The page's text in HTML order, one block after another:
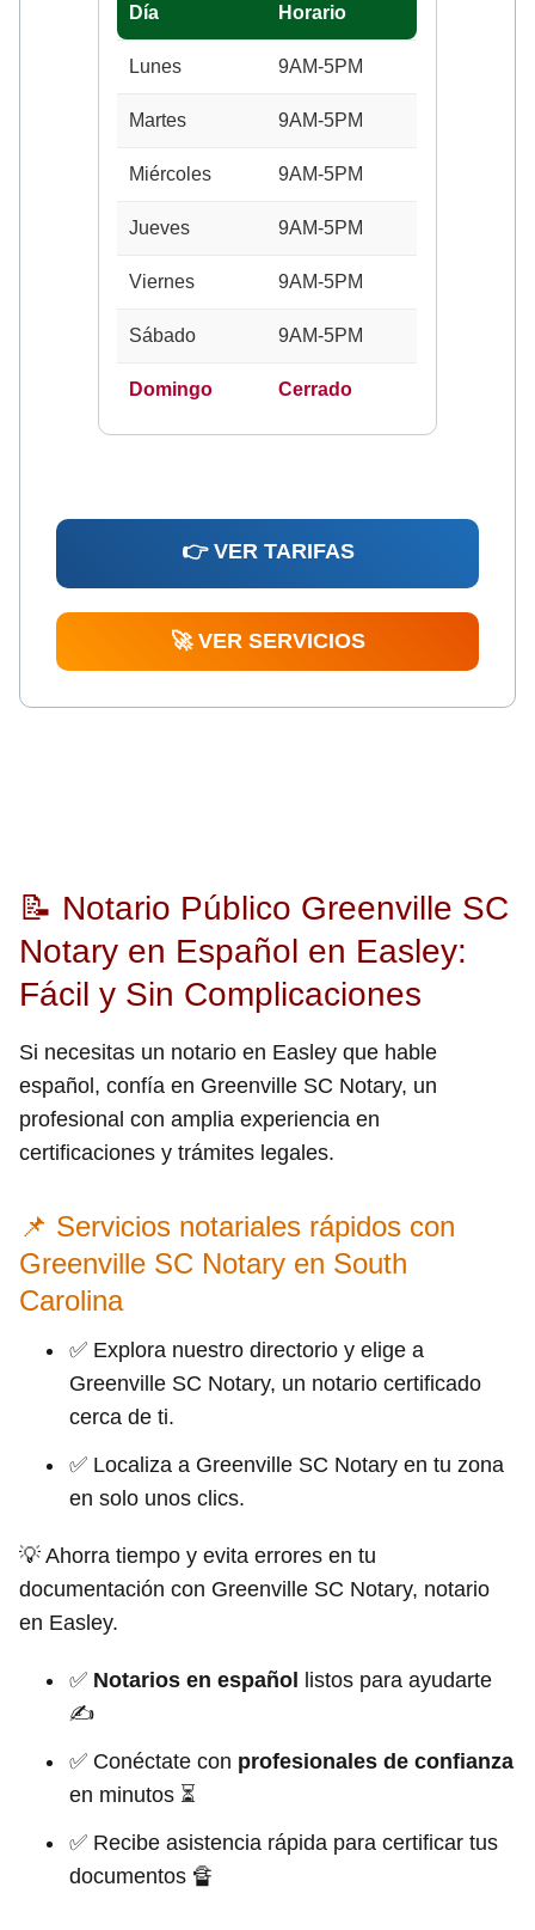
Día Horario
Lunes 9AM-5PM
Martes 9AM-5PM
Miércoles 9AM-5PM
Jueves 9AM-5PM
Viernes 9AM-5PM
Sábado 9AM-5PM
Domingo Cerrado
👉 VER TARIFAS
🚀 VER SERVICIOS
📝 Notario Público Greenville SC
Notary en Español en Easley:
Fácil y Sin Complicaciones
Si necesitas un notario en Easley que hable
español, confía en Greenville SC Notary, un
profesional con amplia experiencia en
certificaciones y trámites legales.
📌 Servicios notariales rápidos con
Greenville SC Notary en South
Carolina
✅ Explora nuestro directorio y elige a
Greenville SC Notary, un notario certificado
cerca de ti.
✅ Localiza a Greenville SC Notary en tu zona
en solo unos clics.
💡 Ahorra tiempo y evita errores en tu
documentación con Greenville SC Notary, notario
en Easley.
✅ Notarios en español listos para ayudarte
✍
✅ Conéctate con profesionales de confianza
en minutos ⏳
✅ Recibe asistencia rápida para certificar tus
documentos 🔏